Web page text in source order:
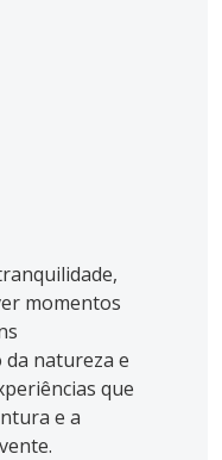
momentos
natureza e
que
e a